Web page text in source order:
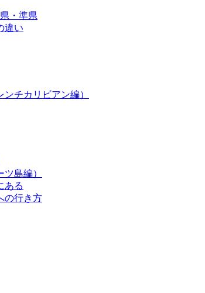
・準県
違い
チカリビアン編）
島編）
ある
の行き方